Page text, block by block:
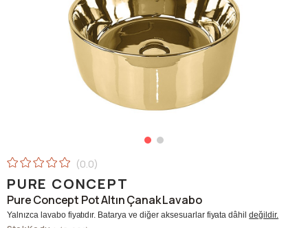
0.0
PURE CONCEPT
Pure Concept Pot Altın Çanak Lavabo
Yalnızca lavabo fiyatıdır. Batarya ve diğer aksesuarlar fiyata dâhildeğildir.